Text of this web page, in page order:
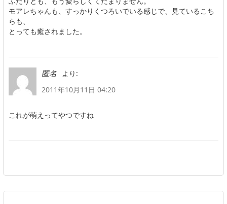
モアレちゃんも、すっかりくつろいでいる感じで、見ているこち
らも、
とっても癒されました。
匿名
より:
2011年10月11日 04:20
これが萌えってやつですね